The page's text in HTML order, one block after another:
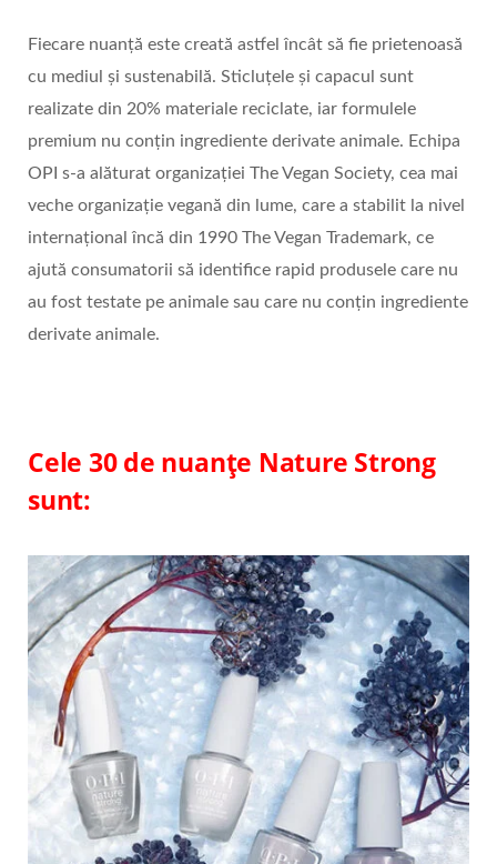
Fiecare nuanță este creată astfel încât să fie prietenoasă
cu mediul și sustenabilă. Sticluțele și capacul sunt
realizate din 20% materiale reciclate, iar formulele
premium nu conțin ingrediente derivate animale. Echipa
OPI s-a alăturat organizației The Vegan Society, cea mai
veche organizație vegană din lume, care a stabilit la nivel
internațional încă din 1990 The Vegan Trademark, ce
ajută consumatorii să identifice rapid produsele care nu
au fost testate pe animale sau care nu conțin ingrediente
derivate animale.
Cele 30 de nuanțe Nature Strong
sunt: